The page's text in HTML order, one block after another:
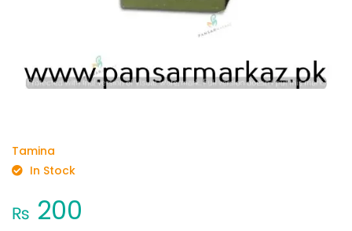
Tamina
In Stock
₨ 200